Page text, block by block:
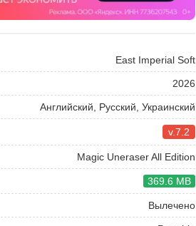
East Imperial Soft
2026
Английский, Русский, Украинский
v.7.2
Magic Uneraser All Edition
369.6 MB
Вылечено